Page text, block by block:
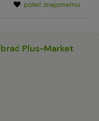
poleć znajomemu
Plus-Market